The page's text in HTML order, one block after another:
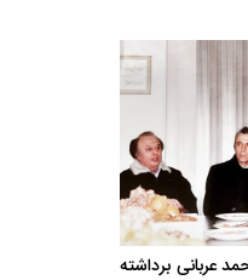
عربانی برداشته